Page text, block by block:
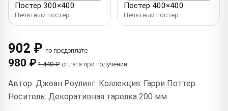
Постер 300×400
Печатный постер
Постер 400×400
Печатный постер
902 ₽ по предоплате
980 ₽ 1 440 ₽ оплата при получении
Автор: Джоан Роулинг. Коллекция: Гарри Поттер.
Носитель: Декоративная тарелка 200 мм.